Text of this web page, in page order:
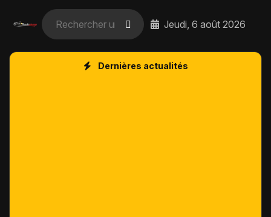
Jeudi, 6 août 2026
Dernières actualités